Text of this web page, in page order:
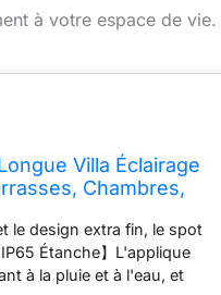
à votre espace de vie.
Villa Éclairage
Chambres,
le design extra fin, le spot
Étanche】L'applique
à la pluie et à l'eau, et